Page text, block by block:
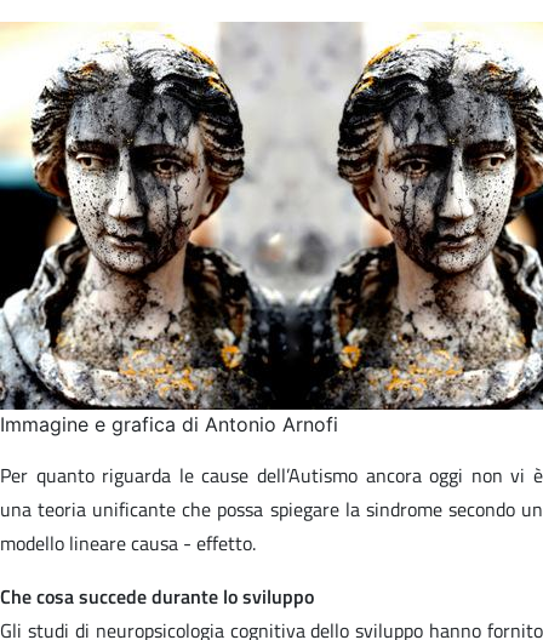
Immagine e grafica di Antonio Arnofi
Per quanto riguarda le cause dell’Autismo ancora oggi non vi è
una teoria unificante che possa spiegare la sindrome secondo un
modello lineare causa - effetto.
Che cosa succede durante lo sviluppo
Gli studi di neuropsicologia cognitiva dello sviluppo hanno fornito